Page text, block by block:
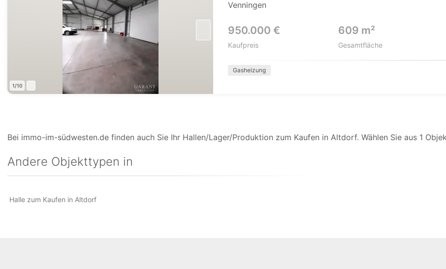
1/10
Venningen
950.000 €
Kaufpreis
609 m²
Gesamtfläche
Gasheizung
Bei immo-im-südwesten.de finden auch Sie Ihr Hallen/Lager/Produktion zum Kaufen in Altdorf. Wählen Sie aus 1
Andere Objekttypen in
Halle zum Kaufen in Altdorf